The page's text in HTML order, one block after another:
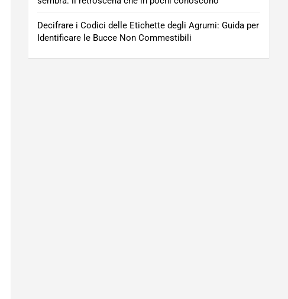
Decifrare i Codici delle Etichette degli Agrumi: Guida per
Identificare le Bucce Non Commestibili